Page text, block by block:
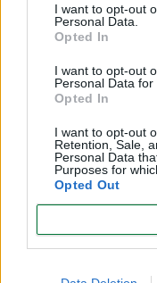
I want to opt-out
Personal Data.
Opted In
I want to opt-out
Personal Data for
Opted In
I want to opt-out
Retention, Sale,
Personal Data
Purposes for
Opted Out
Exámenes